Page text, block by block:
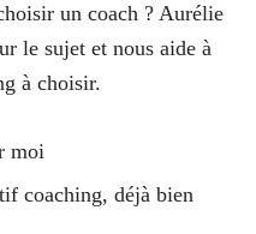
un coach ? Aurélie
le sujet et nous aide à
à choisir.
moi
coaching, déjà bien